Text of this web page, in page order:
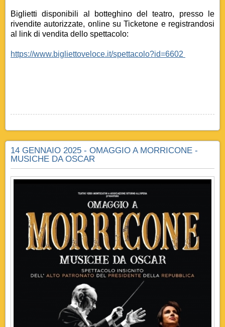
Biglietti disponibili al botteghino del teatro, presso le
rivendite autorizzate, online su Ticketone e registrandosi
al link di vendita dello spettacolo:
https://www.bigliettoveloce.it/spettacolo?id=6602
14 GENNAIO 2025 - OMAGGIO A MORRICONE -
MUSICHE DA OSCAR